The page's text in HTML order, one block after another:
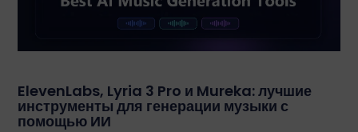
ElevenLabs, Lyria 3 Pro и Mureka: лучшие
инструменты для генерации музыки с
помощью ИИ